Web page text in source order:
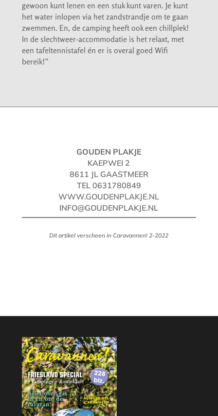
gewoon kunt lenen en een stuk kunt varen. Je kunt
het water inlopen via het zandstrandje om te gaan
zwemmen. En, de camping heeft ook een chillplek!
In de slechtweer-accommodatie is het relaxt, met
een tafeltennistafel én er is overal goed Wifi
bereik!”
GOUDEN PLAKJE
KAEPWEI 2
8611 JL GAASTMEER
TEL 0631780849
WWW.GOUDENPLAKJE.NL
INFO@GOUDENPLAKJE.NL
Dit artikel verscheen in Caravannen! 2-2022